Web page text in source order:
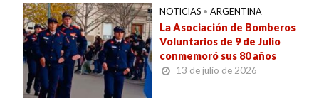
NOTICIAS • ARGENTINA
La Asociación de Bomberos
Voluntarios de 9 de Julio
conmemoró sus 80 años
13 de julio de 2026